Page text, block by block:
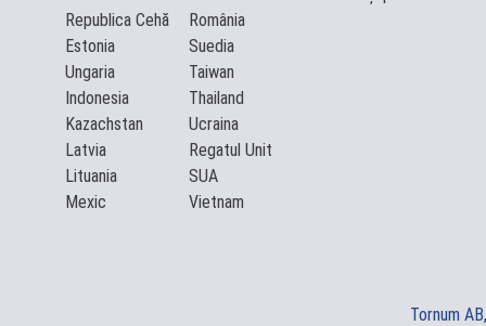
Republica Cehă
Estonia
Ungaria
Indonesia
Kazachstan
Latvia
Lituania
Mexic
România
Suedia
Taiwan
Thailand
Ucraina
Regatul Unit
SUA
Vietnam
Tornum